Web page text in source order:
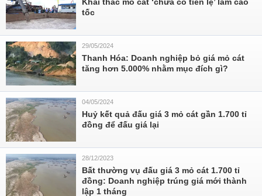
tốc
29/05/2024
Thanh Hóa: Doanh nghiệp bỏ giá mỏ cát
tăng hơn 5.000% nhằm mục đích gì?
04/05/2024
Huỷ kết quả đấu giá 3 mỏ cát gần 1.700 tỉ
đồng để đấu giá lại
28/12/2023
Bất thường vụ đấu giá 3 mỏ cát 1.700 tỉ
đồng: Doanh nghiệp trúng giá mới thành
lập 1 tháng